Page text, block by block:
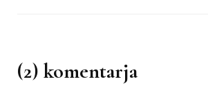
(2) komentarja